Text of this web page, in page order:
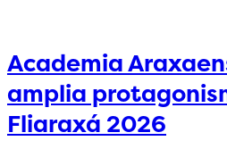
Academia
amplia
Fliaraxá 2026